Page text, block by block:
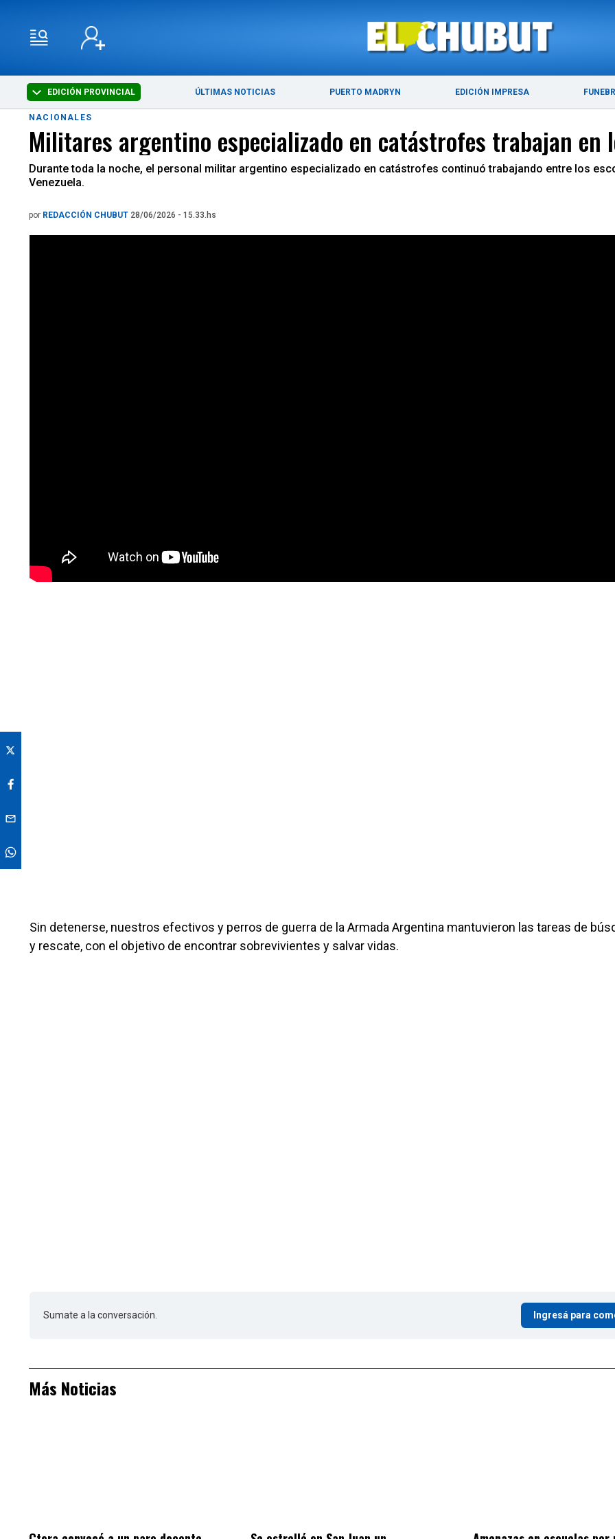
EDICIÓN PROVINCIAL ÚLTIMAS NOTICIAS PUERTO MADRYN EDICIÓN IMPRESA
ÚLTIMAS NOTICIAS PUERTO MADRYN
NACIONALES
Militares argentino especializado en catástrofes trabajan en
Durante toda la noche, el personal militar argentino especializado en catástrofes continuó trabajando entre los
Venezuela.
por REDACCIÓN CHUBUT 28/06/2026 - 15.33.hs
Sin detenerse, nuestros efectivos y perros de guerra de la Armada Argentina mantuvieron las tareas de
y rescate, con el objetivo de encontrar sobrevivientes y salvar vidas.
Sumate a la conversación. Ingresá para
Más Noticias